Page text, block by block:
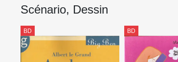
Scénario, Dessin
BD BD